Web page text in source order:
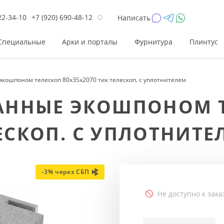
34-10 +7 (920) 690-48-12 Написать
до 26 200Р
от 26 200Рдо 42 000Р
до 17 800Р
от 17 800Рдо 33 300Р
Арки и порталы Фурнитура Плинтус
телескоп 80x35x2070 тик телескоп. с уплотнителем
ЭКОШПОНОМ
С
-3% через СБП
Не доступно к